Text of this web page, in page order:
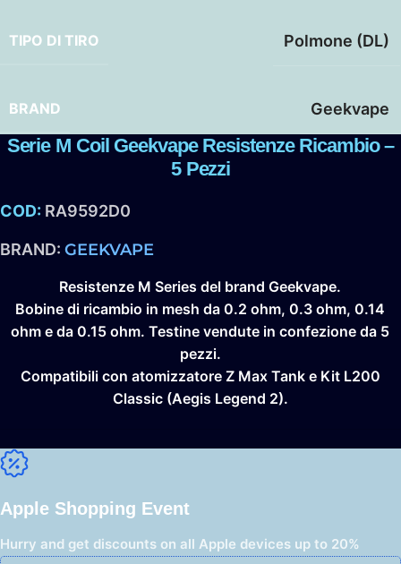
TIPO DI TIRO Polmone (DL)
BRAND Geekvape
Serie M Coil Geekvape Resistenze Ricambio –
5 Pezzi
COD: RA9592D0
BRAND: GEEKVAPE
Resistenze M Seriesdel brand Geekvape.
Bobine di ricambio in mesh da0.2 ohm, 0.3 ohm, 0.14
ohme da 0.15 ohm.Testine vendute in confezione da 5
pezzi.
Compatibili con atomizzatore Z Max Tank e Kit L200
Classic (Aegis Legend 2).
Apple Shopping Event
Hurry and get discounts on all Apple devices up to 20%